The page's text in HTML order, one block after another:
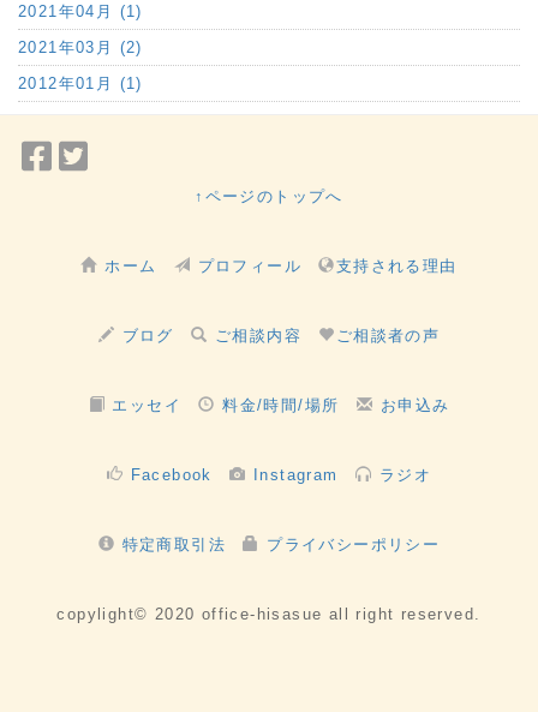
2021年04月 (1)
2021年03月 (2)
2012年01月 (1)
Facebook
ェ
↑ページのトップへ
ホーム プロフィール 支持される理由
ブログ ご相談内容 ご相談者の声
エッセイ 料金/時間/場所 お申込み
Facebook Instagram ラジオ
特定商取引法 プライバシーポリシー
copylight© 2020 office-hisasue all right reserved.